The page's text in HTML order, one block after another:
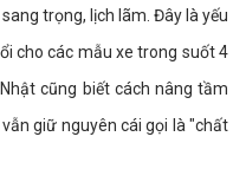
trọng, lịch lãm. Đây là yếu
cho các mẫu xe trong suốt 4
cũng biết cách nâng tầm
giữ nguyên cái gọi là "chất